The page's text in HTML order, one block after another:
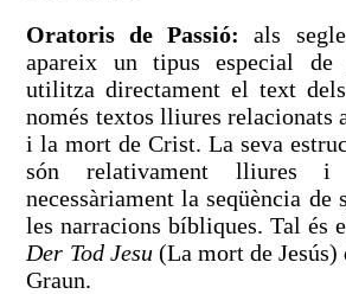
Oratoris de Passió:
als
apareix un tipus especial de
utilitza directament el text
només textos lliures relacionats
i la mort de Crist. La seva
són relativament lliures i
necessàriament la seqüència de
les narracions bíbliques. Tal és
Der Tod Jesu(La mort de
Graun.